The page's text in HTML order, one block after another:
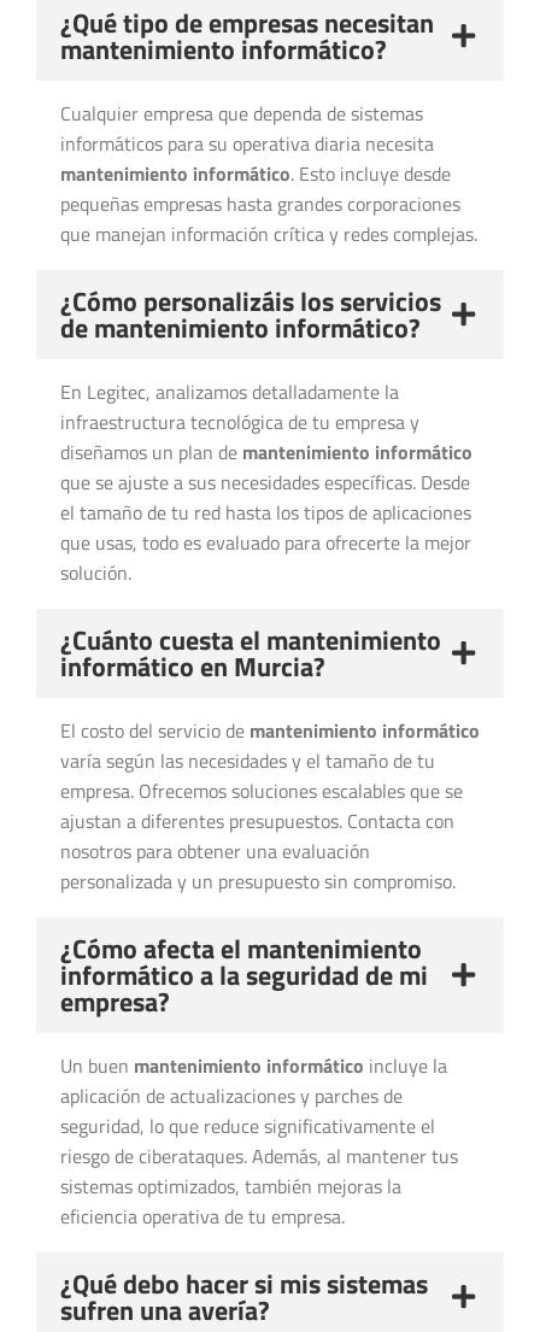
¿Qué tipo de empresas necesitan
mantenimiento informático?
Cualquier empresa que dependa de sistemas
informáticos para su operativa diaria necesita
mantenimiento informático. Esto incluye desde
pequeñas empresas hasta grandes corporaciones
que manejan información crítica y redes complejas.
¿Cómo personalizáis los servicios
de mantenimiento informático?
En Legitec, analizamos detalladamente la
infraestructura tecnológica de tu empresa y
diseñamos un plan de mantenimiento informático
que se ajuste a sus necesidades específicas. Desde
el tamaño de tu red hasta los tipos de aplicaciones
que usas, todo es evaluado para ofrecerte la mejor
solución.
¿Cuánto cuesta el mantenimiento
informático en Murcia?
El costo del servicio de mantenimiento informático
varía según las necesidades y el tamaño de tu
empresa. Ofrecemos soluciones escalables que se
ajustan a diferentes presupuestos. Contacta con
nosotros para obtener una evaluación
personalizada y un presupuesto sin compromiso.
¿Cómo afecta el mantenimiento
informático a la seguridad de mi
empresa?
Un buen mantenimiento informático incluye la
aplicación de actualizaciones y parches de
seguridad, lo que reduce significativamente el
riesgo de ciberataques. Además, al mantener tus
sistemas optimizados, también mejoras la
eficiencia operativa de tu empresa.
¿Qué debo hacer si mis sistemas
sufren una avería?